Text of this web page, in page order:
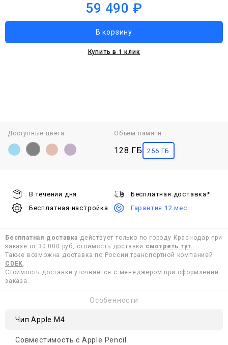
59 490 ₽
Купить в 1 клик
Доступные цвета Объем памяти
128 ГБ 256 ГБ
В течении дня
Бесплатная доставка*
Бесплатная настройка
Гарантия 12 мес.
Бесплатная доставка действует только по городу Краснодар при
заказе от 30 000 руб, стоимость доставки смотреть тут.
Также возможна доставка по России транспортной компанией
CDEK.
Стоимость доставки уточняется с менеджером при оформлении
заказа.
Особенности
Чип Apple M4
Совместимость с Apple Pencil